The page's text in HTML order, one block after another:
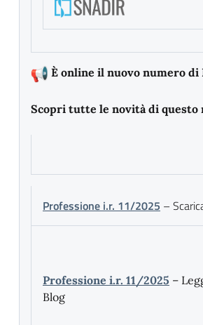
È online il nuovo numero di
Scopri tutte le novità di questo
Professione i.r. 11/2025 –
Professione i.r. 11/2025 –
Blog